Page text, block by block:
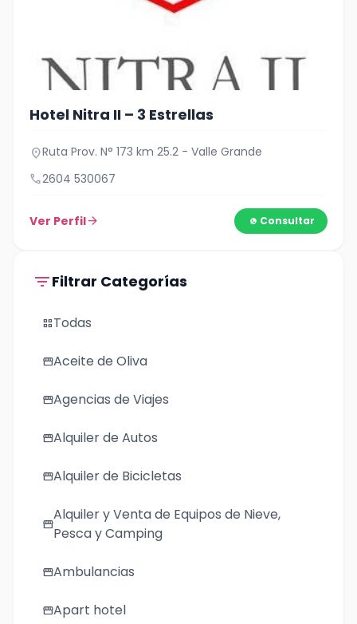
Hotel Nitra II – 3 Estrellas
location_onRuta Prov. N° 173 km 25.2 - Valle Grande
call2604 530067
Ver Perfilarrow_forward Consultar
filter_listFiltrar Categorías
grid_viewTodas
storefrontAceite de Oliva
storefrontAgencias de Viajes
storefrontAlquiler de Autos
storefrontAlquiler de Bicicletas
storefront
Alquiler y Venta de Equipos de Nieve,
Pesca y Camping
storefrontAmbulancias
storefrontApart hotel